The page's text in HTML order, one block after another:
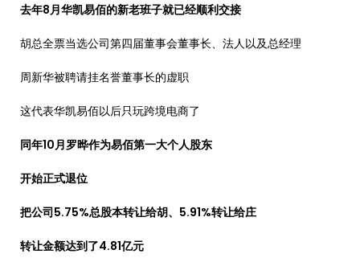
去年8月华凯易佰的新老班子就已经顺利交接
胡总全票当选公司第四届董事会董事长、法人以及总经理
周新华被聘请挂名誉董事长的虚职
这代表华凯易佰以后只玩跨境电商了
同年10月罗晔作为易佰第一大个人股东
开始正式退位
把公司5.75%总股本转让给胡、5.91%转让给庄
转让金额达到了4.81亿元